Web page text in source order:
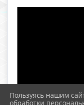
Пользуясь нашим
обработки